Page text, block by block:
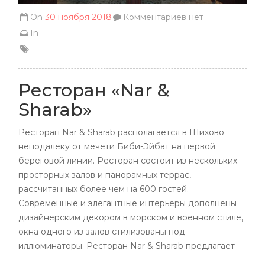
On 30 ноября 2018
In
Комментариев нет
Ресторан «Nar &
Sharab»
Ресторан Nar & Sharab располагается в Шихово
неподалеку от мечети Биби-Эйбат на первой
береговой линии. Ресторан состоит из нескольких
просторных залов и панорамных террас,
рассчитанных более чем на 600 гостей.
Современные и элегантные интерьеры дополнены
дизайнерским декором в морском и военном стиле,
окна одного из залов стилизованы под
иллюминаторы. Ресторан Nar & Sharab предлагает